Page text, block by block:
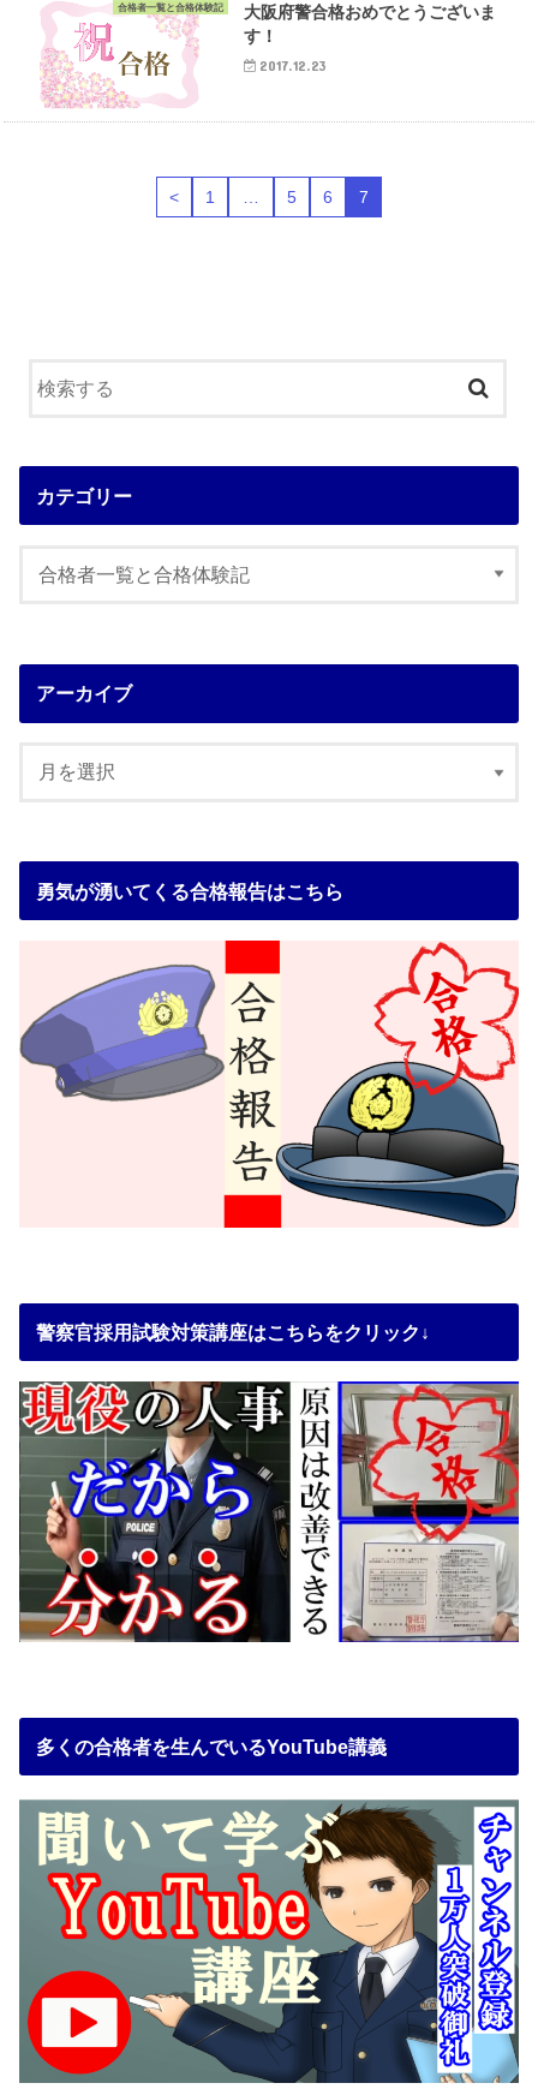
合格者一覧と合格体験記
大阪府警合格おめでとうございま
す！
2017.12.23
< 1 … 5 6 7
カテゴリー
アーカイブ
勇気が湧いてくる合格報告はこちら
警察官採用試験対策講座はこちらをクリック↓
多くの合格者を生んでいるYouTube講義